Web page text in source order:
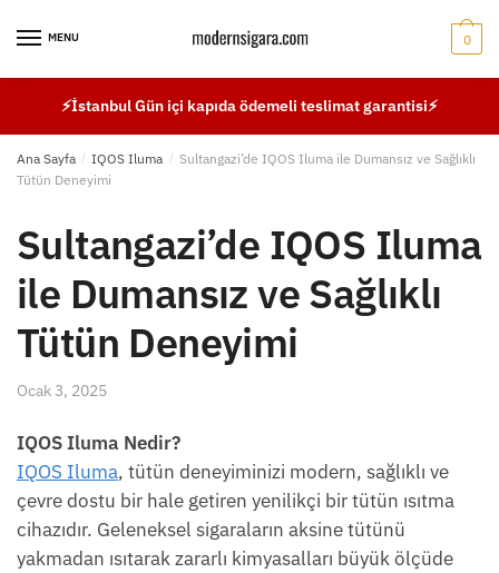
MENU 0
⚡İstanbul Gün içi kapıda ödemeli teslimat garantisi⚡
Ana Sayfa / IQOS Iluma / Sultangazi’de IQOS Iluma ile Dumansız ve Sağlıklı
Tütün Deneyimi
Sultangazi’de IQOS Iluma
ile Dumansız ve Sağlıklı
Tütün Deneyimi
Ocak 3, 2025
IQOS Iluma Nedir?
IQOS Iluma, tütün deneyiminizi modern, sağlıklı ve
çevre dostu bir hale getiren yenilikçi bir tütün ısıtma
cihazıdır. Geleneksel sigaraların aksine tütünü
yakmadan ısıtarak zararlı kimyasalları büyük ölçüde